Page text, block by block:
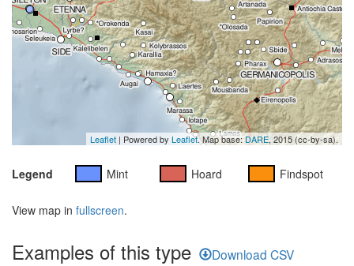
Leaflet | Powered by Leaflet. Map base: DARE, 2015 (cc-by-sa).
Legend Mint Hoard Findspot
View map in fullscreen.
Examples of this type Download CSV